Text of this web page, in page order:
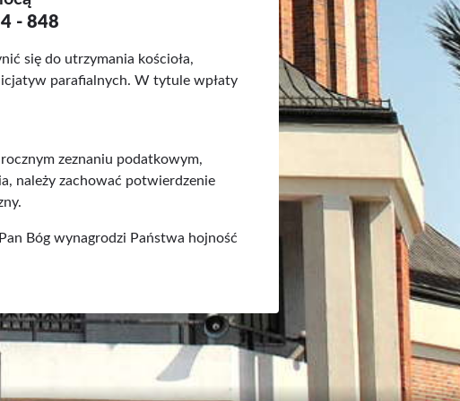
- 848
się do utrzymania kościoła,
parafialnych. W tytule wpłaty
zeznaniu podatkowym,
należy zachować potwierdzenie
Bóg wynagrodzi Państwa hojność